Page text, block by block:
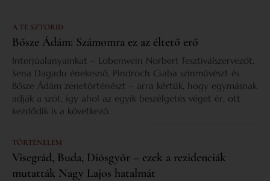
A TE SZTORID
Bősze Ádám: Számomra ez az éltető erő
Interjúalanyainkat – Lobenwein Norbert fesztiválszervezőt,
Sena Dagadu énekesnő, Pindroch Csaba színművészt és
Bősze Ádám zenetörténészt – arra kértük, hogy egymásnak
adják a szót, így ahol az egyik beszélgetés véget ér, ott
kezdődik is a következő.
TÖRTÉNELEM
Visegrád, Buda, Diósgyőr – ezek a rezidenciák
mutatták Nagy Lajos hatalmát